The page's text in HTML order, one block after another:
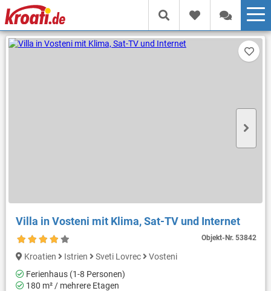
Villa in Vosteni mit Klima, Sat-TV und Internet
Objekt-Nr.53842
Kroatien Istrien Sveti Lovrec
Vosteni
Ferienhaus (1-8 Personen)
180 m² / mehrere Etagen